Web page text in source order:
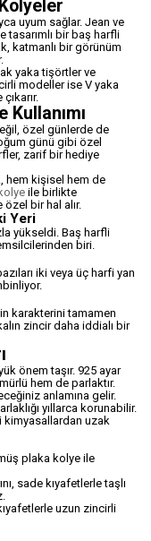
uyum sağlar. Jean ve
tasarımlı bir baş harfli
katmanlı bir görünüm
yaka tişörtler ve
modeller ise V yaka
özel günlerde de
günü gibi özel
zarif bir hediye
hem kişisel hem de
ile birlikte
bir hal alır.
Yeri
yükseldi. Baş harfli
biri.
iki veya üç harfi yan
karakterini tamamen
zincir daha iddialı bir
önem taşır. 925 ayar
hem de parlaktır.
anlamına gelir.
yıllarca korunabilir.
kimyasallardan uzak
plaka kolye ile
sade kıyafetlerle taşlı
uzun zincirli